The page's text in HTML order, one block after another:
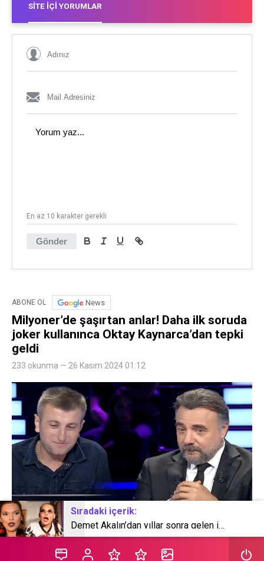
Sıradaki içerik:
Demet Akalın’dan yıllar sonra gelen itiraf: Ölümden döndüm
SITE İÇI YORUMLAR
Gönder
En az 10 karakter gerekli
ABONE OL News
Milyoner’de şaşırtan anlar! Daha ilk soruda
joker kullanınca Oktay Kaynarca’dan tepki
geldi
233 okunma — 26 Kasım 2024 01:12